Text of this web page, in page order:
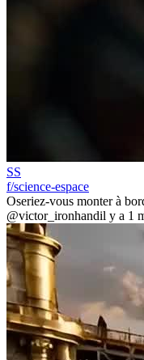
SS
f/science-espace
Oseriez-vous monter à
@victor_ironhandil y a 1